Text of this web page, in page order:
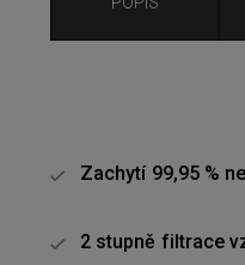
Zachytí 99,95 %
2 stupně filtrace